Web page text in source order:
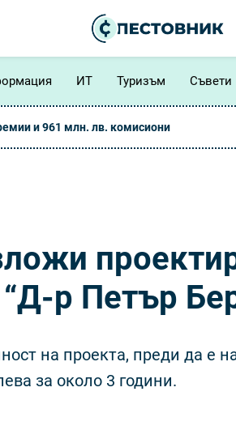
ИТ Туризъм Съвети
и 961 млн. лв. комисиони
р Петър
на проекта, преди да е
за около 3 години.